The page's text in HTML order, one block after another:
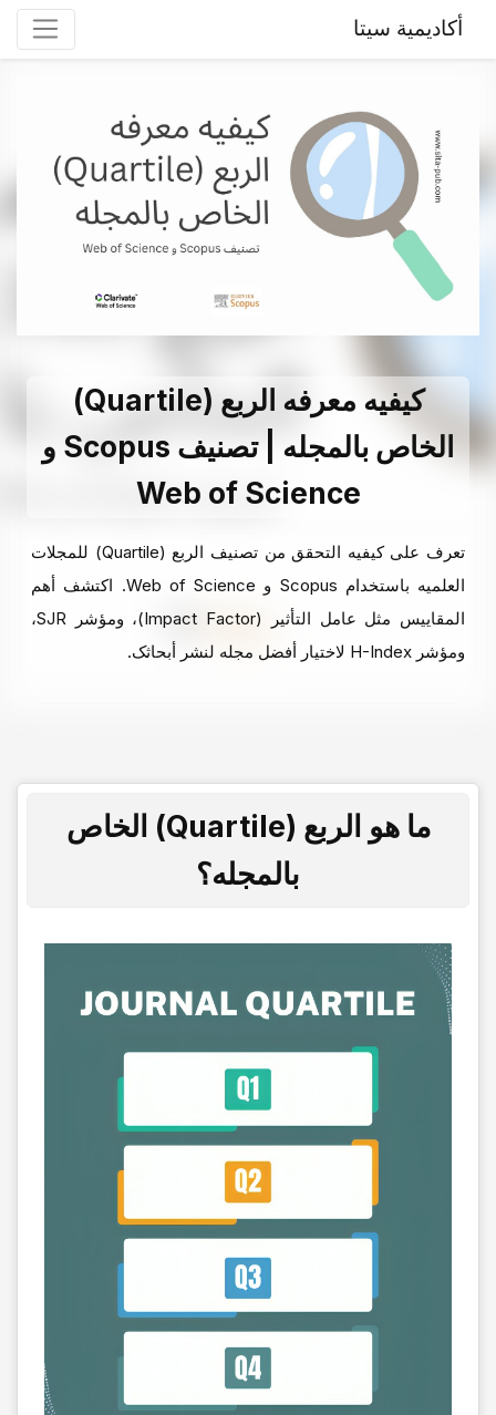
أكاديمية سيتا
کیفیه معرفه الربع (Quartile)
الخاص بالمجله | تصنیف Scopus و
Web of Science
تعرف على کیفیه التحقق من تصنیف الربع (Quartile) للمجلات
العلمیه باستخدام Scopus و Web of Science. اکتشف أهم
المقاییس مثل عامل التأثیر (Impact Factor)، ومؤشر SJR،
ومؤشر H-Index لاختیار أفضل مجله لنشر أبحاثک.
ما هو الربع (Quartile) الخاص
بالمجله؟